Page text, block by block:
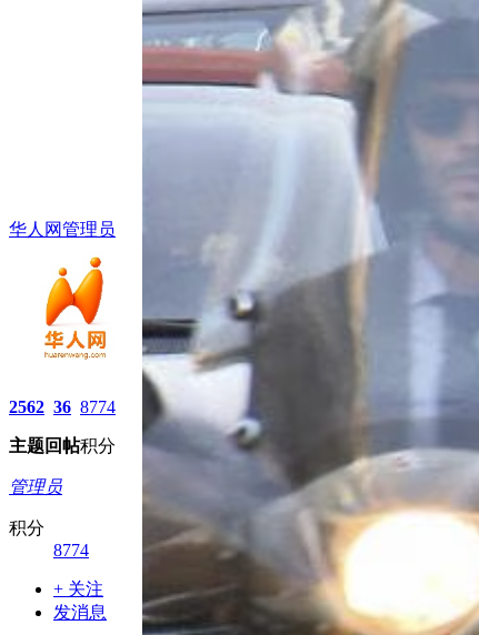
华人网管理员
2562
主题
36
回帖
8774
积分
管理员
积分
8774
+ 关注
发消息